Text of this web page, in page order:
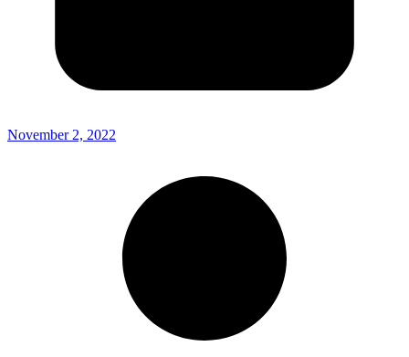
November 2, 2022